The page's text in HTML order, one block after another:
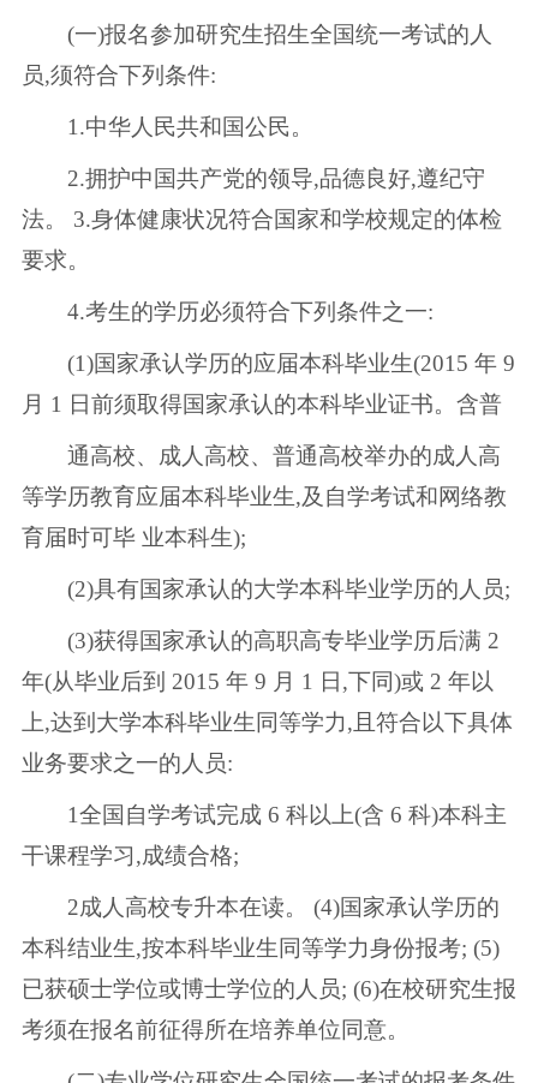
(一)报名参加研究生招生全国统一考试的人
员,须符合下列条件:
1.中华人民共和国公民。
2.拥护中国共产党的领导,品德良好,遵纪守
法。 3.身体健康状况符合国家和学校规定的体检
要求。
4.考生的学历必须符合下列条件之一:
(1)国家承认学历的应届本科毕业生(2015 年 9
月 1 日前须取得国家承认的本科毕业证书。含普
通高校、成人高校、普通高校举办的成人高
等学历教育应届本科毕业生,及自学考试和网络教
育届时可毕 业本科生);
(2)具有国家承认的大学本科毕业学历的人员;
(3)获得国家承认的高职高专毕业学历后满 2
年(从毕业后到 2015 年 9 月 1 日,下同)或 2 年以
上,达到大学本科毕业生同等学力,且符合以下具体
业务要求之一的人员:
1全国自学考试完成 6 科以上(含 6 科)本科主
干课程学习,成绩合格;
2成人高校专升本在读。 (4)国家承认学历的
本科结业生,按本科毕业生同等学力身份报考; (5)
已获硕士学位或博士学位的人员; (6)在校研究生报
考须在报名前征得所在培养单位同意。